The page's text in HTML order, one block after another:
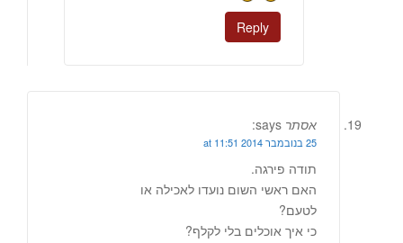
Reply
אסתר says:
25 בנובמבר 2014 at 11:51
תודה פירגה.
האם ראשי השום נועדו לאכילה או
לטעם?
כי איך אוכלים בלי לקלף?